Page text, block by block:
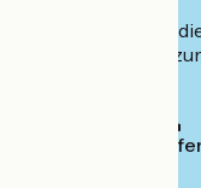
Interessiert Sie
deren Website